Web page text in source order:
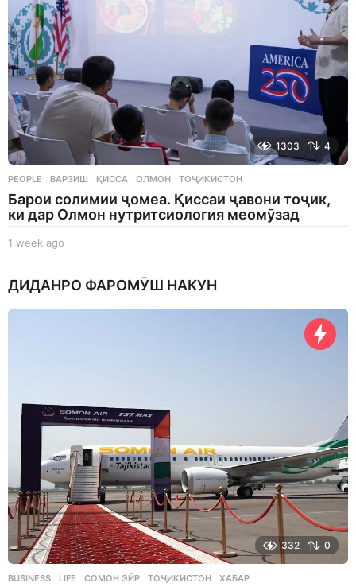
1303 4
PEOPLE ВАРЗИШ ,ҚИССА ,ОЛМОН ,ТОҶИКИСТОН
Барои солимии ҷомеа. Қиссаи ҷавони тоҷик,
ки дар Олмон нутритсиология меомӯзад
1 week ago
e
ДИДАНРО ФАРОМӮШ НАКУН
332 0
BUSINESS ,LIFE СОМОН ЭЙР ,ТОҶИКИСТОН ,ХАБАР